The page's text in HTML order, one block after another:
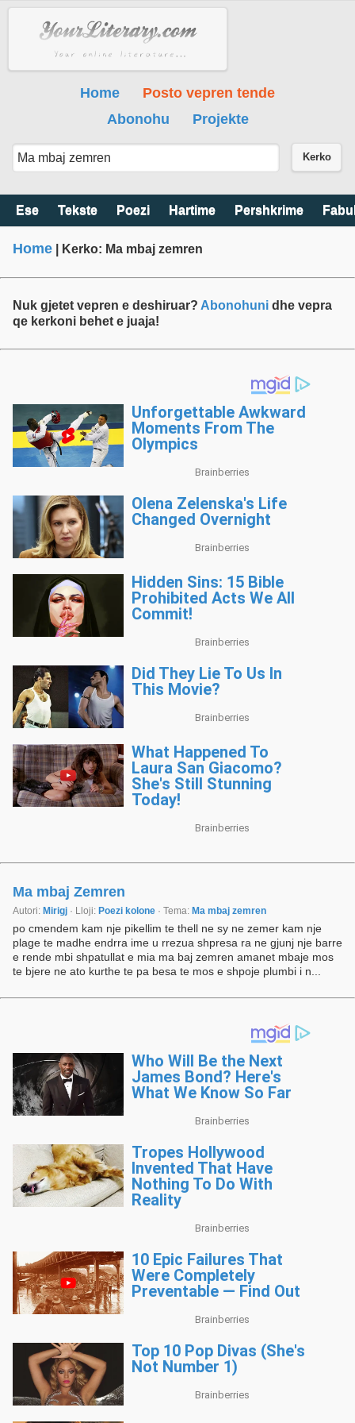
Home
Posto vepren tende
Abonohu
Projekte
Kerko
Ese Tekste Poezi Hartime Pershkrime
Home | Kerko: Ma mbaj zemren
Nuk gjetet vepren e deshiruar? Abonohuni dhe vepra
qe kerkoni behet e juaja!
Ma mbaj Zemren
Autori: Mirigj · Lloji: Poezi kolone · Tema: Ma mbaj zemren
po cmendem kam nje pikellim te thell ne sy ne zemer kam nje
plage te madhe endrra ime u rrezua shpresa ra ne gjunj nje barre
e rende mbi shpatullat e mia ma baj zemren amanet mbaje mos
te bjere ne ato kurthe te pa besa te mos e shpoje plumbi i n...